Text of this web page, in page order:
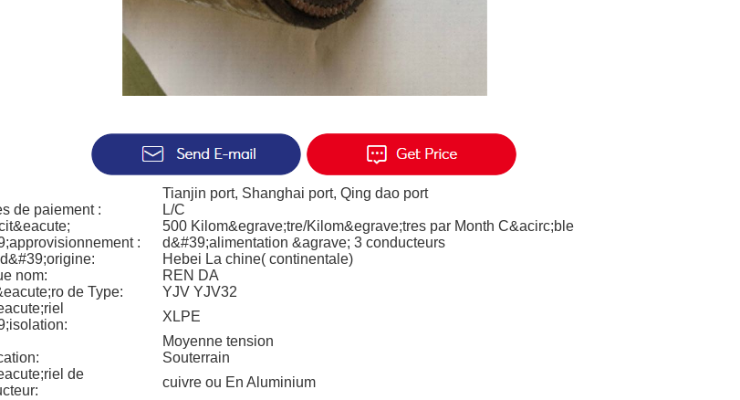
Tianjin port, Shanghai port, Qing dao port
de paiement :
L/C
:
500 Kilom&egrave;tre/Kilom&egrave;tres par Month C&acirc;ble
d&#39;alimentation &agrave; 3 conducteurs
Hebei La chine( continentale)
nom:
REN DA
de Type:
YJV YJV32
XLPE
Moyenne tension
Souterrain
de
cuivre ou En Aluminium